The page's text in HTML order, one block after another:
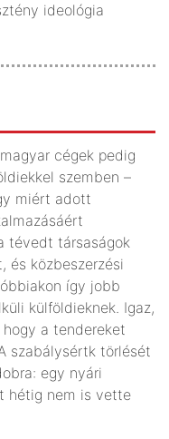
ideológia
cégek pedig
szemben –
miért adott
tévedt társaságok
és közbeszerzési
így jobb
külföldieknek. Igaz,
a tendereket
szabálysértk törlését
egy nyári
hétig nem is vette